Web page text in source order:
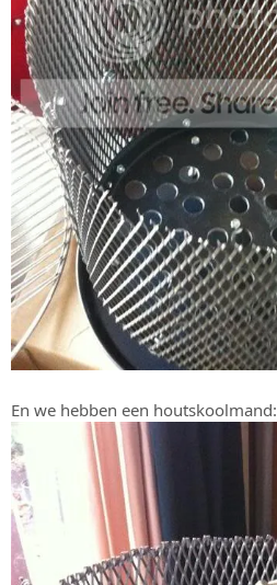
En we hebben een houtskoolmand: